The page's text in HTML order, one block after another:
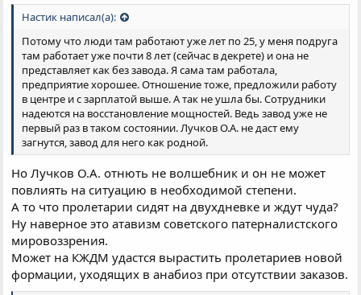
Настик написал(а):
Потому что люди там работают уже лет по 25, у меня подруга
там работает уже почти 8 лет (сейчас в декрете) и она не
представляет как без завода. Я сама там работала,
предприятие хорошее. Отношение тоже, предложили работу
в центре и с зарплатой выше. А так не ушла бы. Сотрудники
надеются на восстановление мощностей. Ведь завод уже не
первый раз в таком состоянии. Лучков О.А. не даст ему
загнутся, завод для него как родной.
Но Лучков О.А. отнють не волшебник и он не может
повлиять на ситуацию в необходимой степени.
А то что пролетарии сидят на двухдневке и ждут чуда?
Ну наверное это атавизм советского патерналистского
мировоззрения.
Может на КЖДМ удастся вырастить пролетариев новой
формации, уходящих в анабиоз при отсутствии заказов.